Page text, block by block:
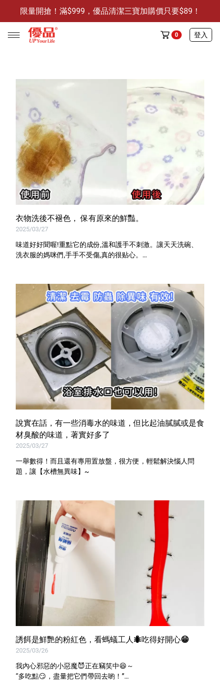
限量開搶！滿$999，優品清潔三寶加購價只要$89！
防霉清潔好幫手-任3件贈保濕抗菌洗手乳
限量開搶！滿$999，優品清潔三寶加購價只要$89！
0 登入
任選活動
🔥任選1件折9元-新老客戶感恩回饋
商品介紹
全部商品
限時特賣
防霉清潔好幫手(任3件，贈抗菌保濕洗手乳)
室內外除蟲專區
媽媽廚房專區
清潔大掃除專區
精油香氛專區
強效誘引捕黏板
優品x柴語錄
團購專區
會員權益
會員中心
Line
Youtube
衣物洗後不褪色， 保有原來的鮮豔。
2025/03/27
味道好好聞喔!重點它的成份,溫和護手不刺激。讓天天洗碗、
洗衣服的媽咪們,手手不受傷,真的很贴心。
說實在話，有一些消毒水的味道，但比起油膩膩或是食
材臭酸的味道，著實好多了
2025/03/27
一舉數得！而且還有專用置放盤，很方便，輕鬆解決惱人問
題，讓【水槽無異味】~
誘餌是鮮艷的粉紅色，看螞蟻工人🐜吃得好開心😁
2025/03/26
我內心邪惡的小惡魔😈正在竊笑中😆～
“多吃點😏，盡量把它們帶回去喲！”